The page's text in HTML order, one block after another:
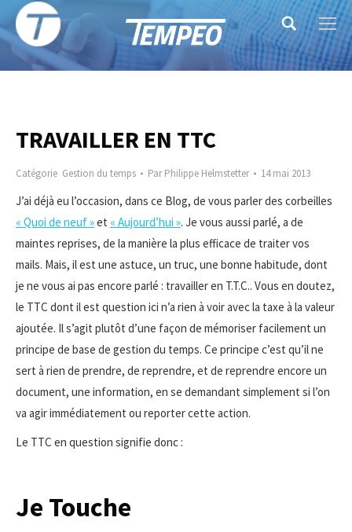
Search:
TRAVAILLER EN TTC
Catégorie Gestion du temps ParPhilippe Helmstetter 14 mai 2013
J’ai déjà eu l’occasion, dans ce Blog, de vous parler des corbeilles
« Quoi de neuf »et « Aujourd’hui ». Je vous aussi parlé, a de
maintes reprises, de la manière la plus efficace de traiter vos
mails. Mais, il est une astuce, un truc, une bonne habitude, dont
je ne vous ai pas encore parlé : travailler en T.T.C.. Vous en doutez,
le TTC dont il est question ici n’a rien à voir avec la taxe à la valeur
ajoutée. Il s’agit plutôt d’une façon de mémoriser facilement un
principe de base de gestion du temps. Ce principe c’est qu’il ne
sert à rien de prendre, de reprendre, et de reprendre encore un
document, une information, en se demandant simplement si l’on
va agir immédiatement ou reporter cette action.
Le TTC en question signifie donc :
Je Touche